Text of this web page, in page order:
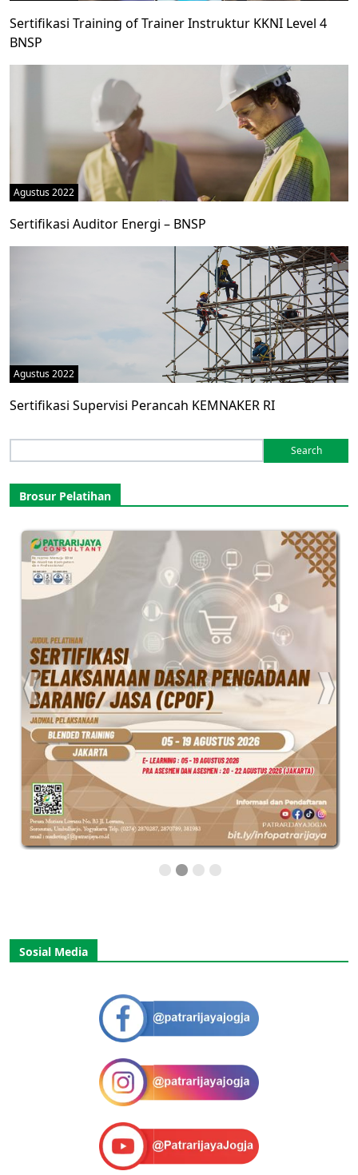
Sertifikasi Training of Trainer Instruktur KKNI Level 4
BNSP
Agustus 2022
Sertifikasi Auditor Energi – BNSP
Agustus 2022
Sertifikasi Supervisi Perancah KEMNAKER RI
for:
Brosur Pelatihan
Sosial Media